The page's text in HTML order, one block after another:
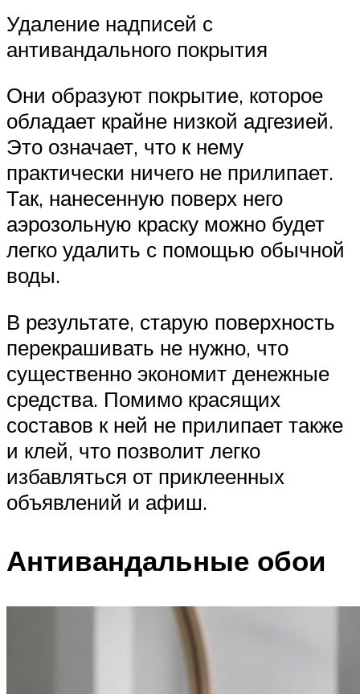
Удаление надписей с
антивандального покрытия
Они образуют покрытие, которое
обладает крайне низкой адгезией.
Это означает, что к нему
практически ничего не прилипает.
Так, нанесенную поверх него
аэрозольную краску можно будет
легко удалить с помощью обычной
воды.
В результате, старую поверхность
перекрашивать не нужно, что
существенно экономит денежные
средства. Помимо красящих
составов к ней не прилипает также
и клей, что позволит легко
избавляться от приклеенных
объявлений и афиш.
Антивандальные обои